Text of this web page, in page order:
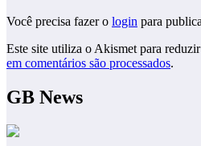
Você precisa fazer o login para
Este site utiliza o Akismet para
em comentários são processados.
GB News